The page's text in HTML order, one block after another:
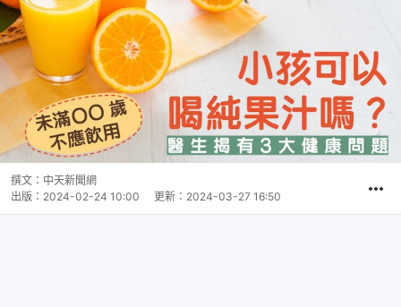
撰文： 中天新聞網
出版： 2024-02-24 10:00 更新： 2024-03-27 16:50